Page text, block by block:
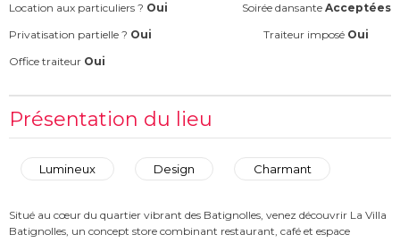
Location aux particuliers ? Oui Soirée dansante Acceptées
Privatisation partielle ? Oui Traiteur imposé Oui
Office traiteur Oui
Présentation du lieu
Lumineux Design Charmant
Situé au cœur du quartier vibrant des Batignolles, venez découvrir La Villa
Batignolles, un concept store combinant restaurant, café et espace